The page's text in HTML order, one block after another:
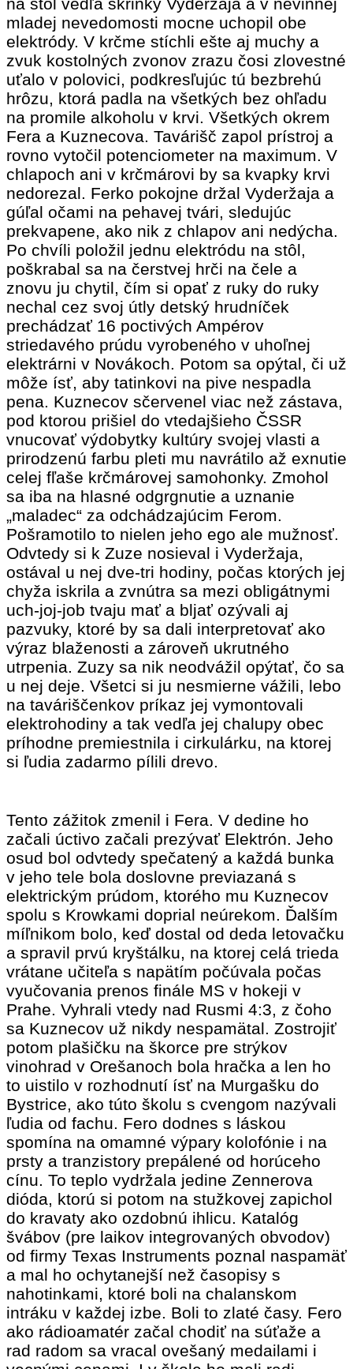
na stôl vedľa skrinky Vyderžaja a v nevinnej
mladej nevedomosti mocne uchopil obe
elektródy. V krčme stíchli ešte aj muchy a
zvuk kostolných zvonov zrazu čosi zlovestné
uťalo v polovici, podkresľujúc tú bezbrehú
hrôzu, ktorá padla na všetkých bez ohľadu
na promile alkoholu v krvi. Všetkých okrem
Fera a Kuznecova. Tavárišč zapol prístroj a
rovno vytočil potenciometer na maximum. V
chlapoch ani v krčmárovi by sa kvapky krvi
nedorezal. Ferko pokojne držal Vyderžaja a
gúľal očami na pehavej tvári, sledujúc
prekvapene, ako nik z chlapov ani nedýcha.
Po chvíli položil jednu elektródu na stôl,
poškrabal sa na čerstvej hrči na čele a
znovu ju chytil, čím si opať z ruky do ruky
nechal cez svoj útly detský hrudníček
prechádzať 16 poctivých Ampérov
striedavého prúdu vyrobeného v uhoľnej
elektrárni v Novákoch. Potom sa opýtal, či už
môže ísť, aby tatinkovi na pive nespadla
pena. Kuznecov sčervenel viac než zástava,
pod ktorou prišiel do vtedajšieho ČSSR
vnucovať výdobytky kultúry svojej vlasti a
prirodzenú farbu pleti mu navrátilo až exnutie
celej fľaše krčmárovej samohonky. Zmohol
sa iba na hlasné odgrgnutie a uznanie
„maladec“ za odchádzajúcim Ferom.
Pošramotilo to nielen jeho ego ale mužnosť.
Odvtedy si k Zuze nosieval i Vyderžaja,
ostával u nej dve-tri hodiny, počas ktorých jej
chyža iskrila a zvnútra sa mezi obligátnymi
uch-joj-job tvaju mať a bljať ozývali aj
pazvuky, ktoré by sa dali interpretovať ako
výraz blaženosti a zároveň ukrutného
utrpenia. Zuzy sa nik neodvážil opýtať, čo sa
u nej deje. Všetci si ju nesmierne vážili, lebo
na taváriščenkov príkaz jej vymontovali
elektrohodiny a tak vedľa jej chalupy obec
príhodne premiestnila i cirkulárku, na ktorej
si ľudia zadarmo pílili drevo.
Tento zážitok zmenil i Fera. V dedine ho
začali úctivo začali prezývať Elektrón. Jeho
osud bol odvtedy spečatený a každá bunka
v jeho tele bola doslovne previazaná s
elektrickým prúdom, ktorého mu Kuznecov
spolu s Krowkami doprial neúrekom. Ďalším
míľnikom bolo, keď dostal od deda letovačku
a spravil prvú kryštálku, na ktorej celá trieda
vrátane učiteľa s napätím počúvala počas
vyučovania prenos finále MS v hokeji v
Prahe. Vyhrali vtedy nad Rusmi 4:3, z čoho
sa Kuznecov už nikdy nespamätal. Zostrojiť
potom plašičku na škorce pre strýkov
vinohrad v Orešanoch bola hračka a len ho
to uistilo v rozhodnutí ísť na Murgašku do
Bystrice, ako túto školu s cvengom nazývali
ľudia od fachu. Fero dodnes s láskou
spomína na omamné výpary kolofónie i na
prsty a tranzistory prepálené od horúceho
cínu. To teplo vydržala jedine Zennerova
dióda, ktorú si potom na stužkovej zapichol
do kravaty ako ozdobnú ihlicu. Katalóg
švábov (pre laikov integrovaných obvodov)
od firmy Texas Instruments poznal naspamäť
a mal ho ochytanejší než časopisy s
nahotinkami, ktoré boli na chalanskom
intráku v každej izbe. Boli to zlaté časy. Fero
ako rádioamatér začal chodiť na súťaže a
rad radom sa vracal ovešaný medailami i